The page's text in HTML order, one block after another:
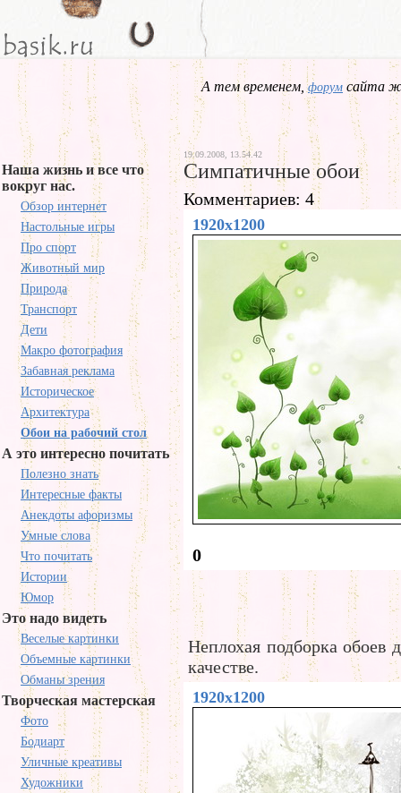
А тем временем,форум сайта
Наша жизнь и все что
вокруг нас.
Обзор интернет
Настольные игры
Про спорт
Животный мир
Природа
Транспорт
Дети
Макро фотография
Забавная реклама
Историческое
Архитектура
Обои на рабочий стол
А это интересно почитать
Полезно знать
Интересные факты
Анекдоты афоризмы
Умные слова
Что почитать
Истории
Юмор
Это надо видеть
Веселые картинки
Объемные картинки
Обманы зрения
Творческая мастерская
Фото
Бодиарт
Уличные креативы
Художники
19.09.2008, 13.54.42
Симпатичные обои
Комментариев: 4
1920x1200
0
Неплохая подборка обоев
качестве.
1920x1200